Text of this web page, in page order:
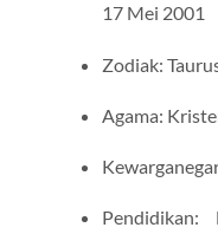
17 Mei 2001
Zodiak:
Agama:
Pendidikan: